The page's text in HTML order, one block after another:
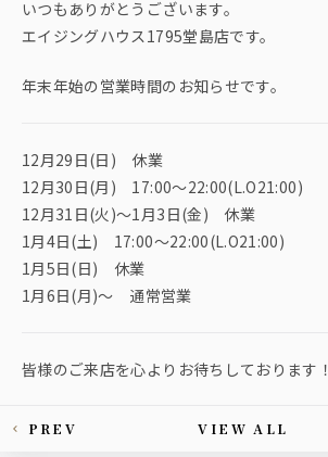
いつもありがとうございます。
エイジングハウス1795堂島店です。
年末年始の営業時間のお知らせです。
12月29日(日) 休業
12月30日(月) 17:00～22:00(L.O21:00)
12月31日(火)～1月3日(金) 休業
1月4日(土) 17:00～22:00(L.O21:00)
1月5日(日) 休業
1月6日(月)～ 通常営業
皆様のご来店を心よりお待ちしております！
This article's paging
PREV VIEW ALL